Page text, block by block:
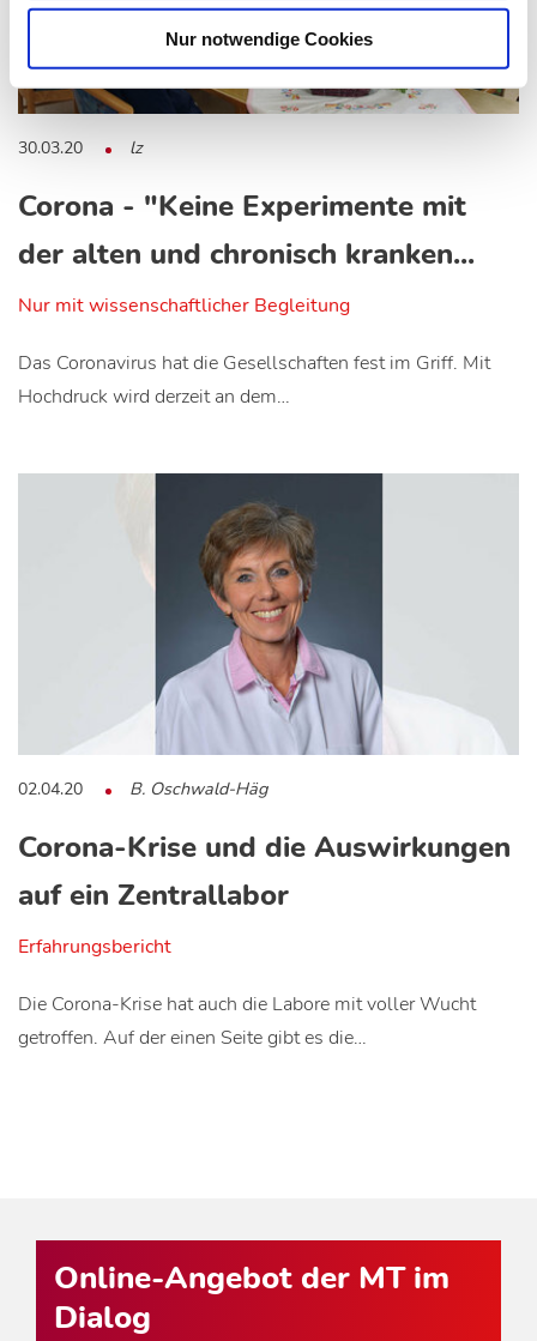
Nur notwendige Cookies
30.03.20 lz
Corona - "Keine Experimente mit
der alten und chronisch kranken...
Nur mit wissenschaftlicher Begleitung
Das Coronavirus hat die Gesellschaften fest im Griff. Mit
Hochdruck wird derzeit an dem…
02.04.20 B. Oschwald-Häg
Corona-Krise und die Auswirkungen
auf ein Zentrallabor
Erfahrungsbericht
Die Corona-Krise hat auch die Labore mit voller Wucht
getroffen. Auf der einen Seite gibt es die…
Online-Angebot der MT im
Dialog